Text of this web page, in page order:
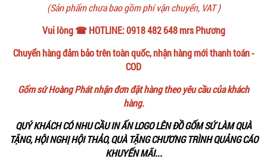
(Sản phẩm chưa bao gồm phí vận chuyển, VAT )
Vui lòng ☎ HOTLINE: 0918 482 648 mrs Phương
Chuyển hàng đảm bảo trên toàn quốc, nhận hàng mới thanh toán -
COD
Gốm sứ Hoàng Phát nhận đơn đặt hàng theo yêu cầu của khách
hàng.
QUÝ KHÁCH CÓ NHU CẦU IN ẤN LOGO LÊN ĐỒ GỐM SỨ LÀM QUÀ
TẶNG, HỘI NGHỊ HỘI THẢO, QUÀ TẶNG CHƯƠNG TRÌNH QUẢNG CÁO
KHUYẾN MÃI...